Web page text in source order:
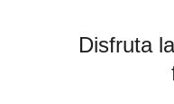
Disfruta